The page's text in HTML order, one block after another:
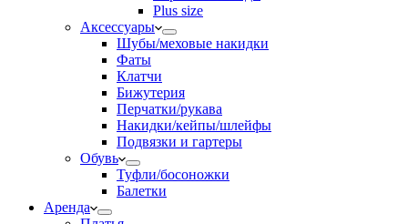
Plus size
Аксессуары
Шубы/меховые накидки
Фаты
Клатчи
Бижутерия
Перчатки/рукава
Накидки/кейпы/шлейфы
Подвязки и гартеры
Обувь
Туфли/босоножки
Балетки
Аренда